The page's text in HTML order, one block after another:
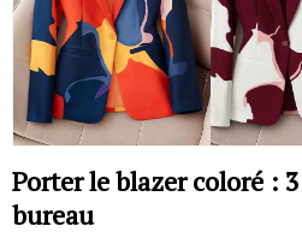
Porter le blazer coloré :
bureau